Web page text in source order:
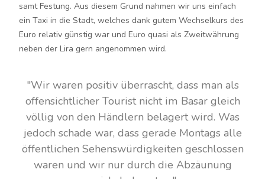
samt Festung. Aus diesem Grund nahmen wir uns einfach
ein Taxi in die Stadt, welches dank gutem Wechselkurs des
Euro relativ günstig war und Euro quasi als Zweitwährung
neben der Lira gern angenommen wird.
"Wir waren positiv überrascht, dass man als
offensichtlicher Tourist nicht im Basar gleich
völlig von den Händlern belagert wird. Was
jedoch schade war, dass gerade Montags alle
öffentlichen Sehenswürdigkeiten geschlossen
waren und wir nur durch die Abzäunung